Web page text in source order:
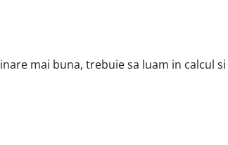
mai buna, trebuie sa luam in calcul